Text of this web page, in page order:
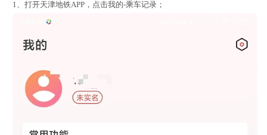
1、打开天津地铁APP，点击我的-乘车记录；